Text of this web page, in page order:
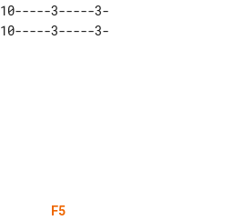
3-----3-
3-----3-
F5